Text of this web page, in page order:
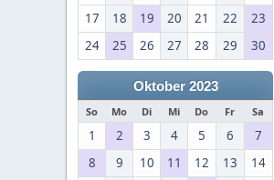
17
18 19 20 21 22
23
24
25 26 27 28 29 30
Oktober 2023
So Mo Di Mi Do Fr Sa
1 2 3 4 5 6
7
8
9 10 11 12 13
14